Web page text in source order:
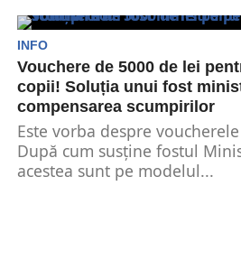
pentru B1TV că de anul
mult...
INFO
Vouchere de 5000 de lei
copii! Soluția unui fost
compensarea scumpirilor
Este vorba despre
După cum susține fostul
acestea sunt pe modelul...